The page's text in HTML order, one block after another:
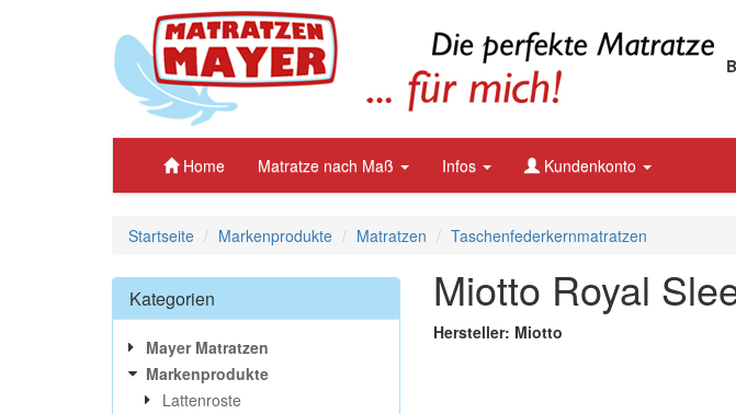
Home Matratze nach Maß Infos Kundenkonto
Startseite Markenprodukte Matratzen Taschenfederkernmatratzen
Miotto Royal
Hersteller: Miotto
Kategorien
Mayer Matratzen
Markenprodukte
Lattenroste